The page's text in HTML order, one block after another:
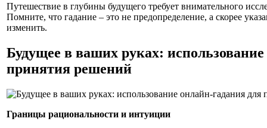
Путешествие в глубины будущего требует внимательного
Помните, что гадание – это не предопределение, а скорее
изменить.
Будущее в ваших руках:
принятия решений
Границы рациональности и интуиции